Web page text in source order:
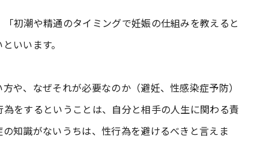
「初潮や精通のタイミングで妊娠の仕組みを教えると
いいます。
や、なぜそれが必要なのか（避妊、性感染症予防）
をするということは、自分と相手の人生に関わる責
知識がないうちは、性行為を避けるべきと言えま